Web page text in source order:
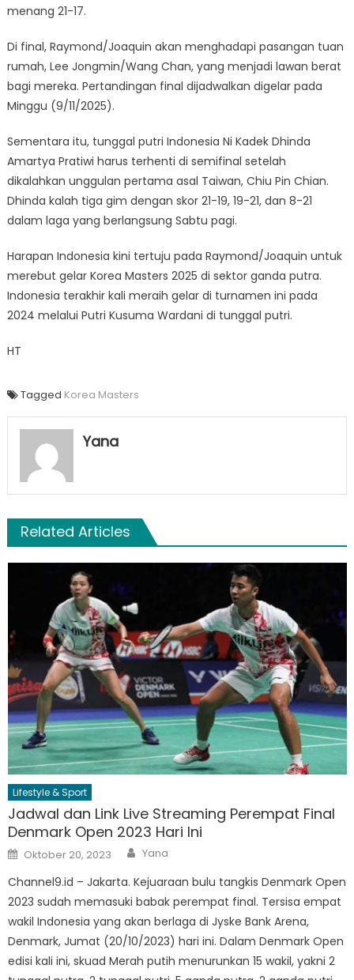
menang 21-17.
Di final, Raymond/Joaquin akan menghadapi pasangan tuan
rumah, Lee Jongmin/Wang Chan, yang menjadi lawan berat
bagi mereka. Pertandingan final dijadwalkan digelar pada
Minggu (9/11/2025).
Sementara itu, tunggal putri Indonesia Ni Kadek Dhinda
Amartya Pratiwi harus terhenti di semifinal setelah
dikalahkan unggulan pertama asal Taiwan, Chiu Pin Chian.
Dhinda kalah tiga gim dengan skor 21-19, 19-21, dan 8-21
dalam laga yang berlangsung Sabtu pagi.
Harapan Indonesia kini tertuju pada Raymond/Joaquin untuk
merebut gelar Korea Masters 2025 di sektor ganda putra.
Indonesia terakhir kali meraih gelar di turnamen ini pada
2024 melalui Putri Kusuma Wardani di tunggal putri.
HT
Tagged Korea Masters
Yana
Related Articles
Lifestyle & Sport
Jadwal dan Link Live Streaming Perempat Final
Denmark Open 2023 Hari Ini
Posted
on
Oktober 20, 2023 Author
Yana
Channel9.id – Jakarta. Kejuaraan bulu tangkis Denmark Open
2023 sudah memasuki babak perempat final. Tersisa empat
wakil Indonesia yang akan berlaga di Jyske Bank Arena,
Denmark, Jumat (20/10/2023) hari ini. Dalam Denmark Open
edisi kali ini, skuad Merah putih menurunkan 15 wakil, yakni 2